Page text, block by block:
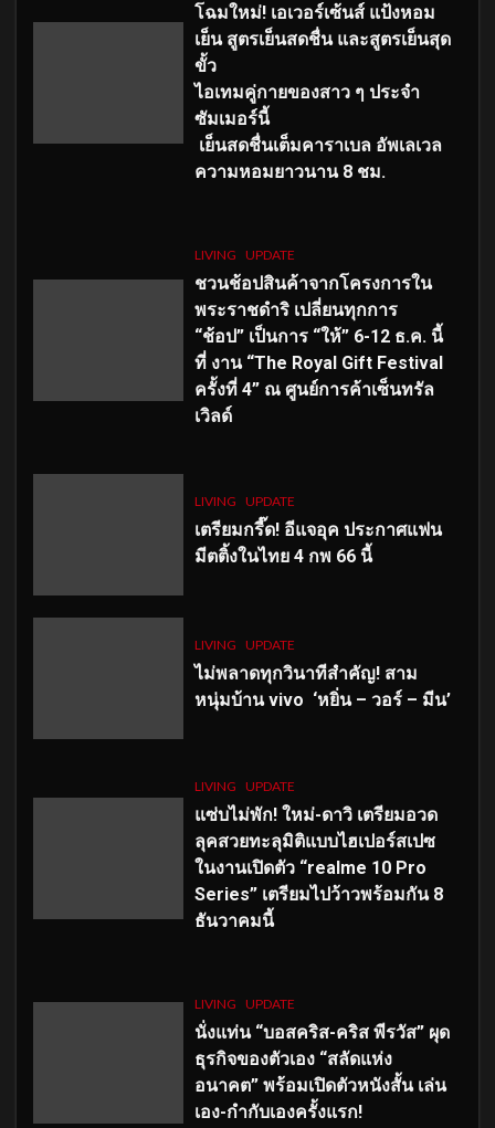
โฉมใหม่! เอเวอร์เซ้นส์ แป้งหอม
เย็น สูตรเย็นสดชื่น และสูตรเย็นสุด
ขั้ว
ไอเทมคู่กายของสาว ๆ ประจำ
ซัมเมอร์นี้
เย็นสดชื่นเต็มคาราเบล อัพเลเวล
ความหอมยาวนาน 8 ชม.
LIVING UPDATE
ชวนช้อปสินค้าจากโครงการใน
พระราชดำริ เปลี่ยนทุกการ
“ช้อป” เป็นการ “ให้” 6-12 ธ.ค. นี้
ที่ งาน “The Royal Gift Festival
ครั้งที่ 4” ณ ศูนย์การค้าเซ็นทรัล
เวิลด์
LIVING UPDATE
เตรียมกรี๊ด! อีแจอุค ประกาศแฟน
มีตติ้งในไทย 4 กพ 66 นี้
LIVING UPDATE
ไม่พลาดทุกวินาทีสำคัญ! สาม
หนุ่มบ้าน vivo ‘หยิ่น – วอร์ – มีน’
LIVING UPDATE
แซ่บไม่พัก! ใหม่-ดาวิ เตรียมอวด
ลุคสวยทะลุมิติแบบไฮเปอร์สเปซ
ในงานเปิดตัว “realme 10 Pro
Series” เตรียมไปว้าวพร้อมกัน 8
ธันวาคมนี้
LIVING UPDATE
นั่งแท่น “บอสคริส-คริส พีรวัส” ผุด
ธุรกิจของตัวเอง “สลัดแห่ง
อนาคต” พร้อมเปิดตัวหนังสั้น เล่น
เอง-กำกับเองครั้งแรก!